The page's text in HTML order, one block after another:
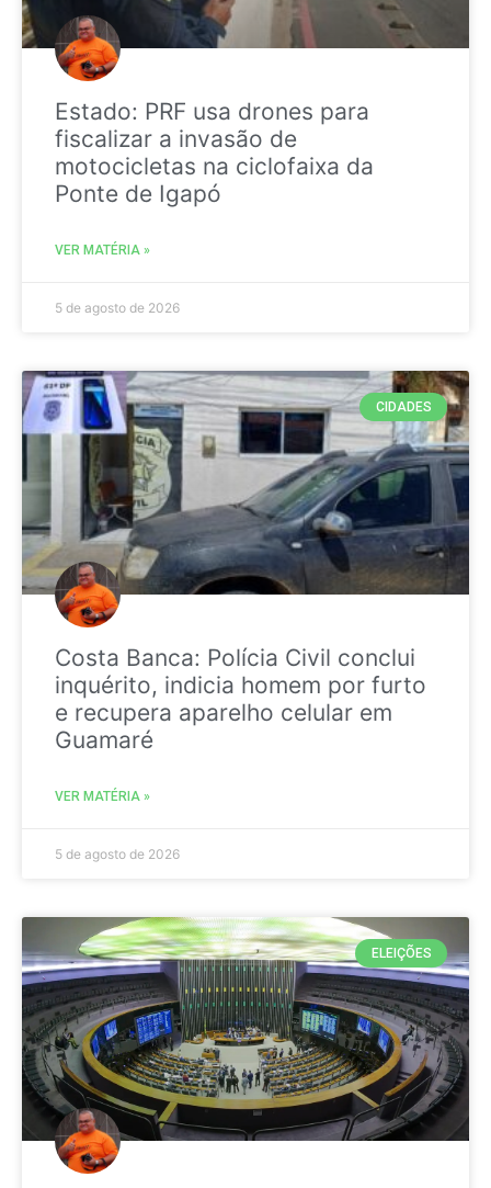
Estado: PRF usa drones para
fiscalizar a invasão de
motocicletas na ciclofaixa da
Ponte de Igapó
VER MATÉRIA »
5 de agosto de 2026
CIDADES
Costa Banca: Polícia Civil conclui
inquérito, indicia homem por furto
e recupera aparelho celular em
Guamaré
VER MATÉRIA »
5 de agosto de 2026
ELEIÇÕES